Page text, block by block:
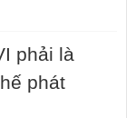
phải là
phát